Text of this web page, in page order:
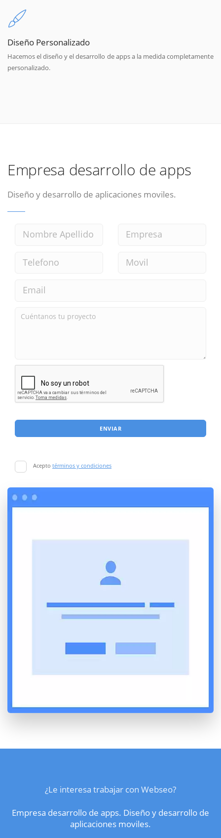
Diseño Personalizado
Hacemos el diseño y el desarrollo de apps a la medida completamente
personalizado.
Empresa desarrollo de apps
Diseño y desarrollo de aplicaciones moviles.
ENVIAR
Acepto términos y condiciones
¿Le interesa trabajar con Webseo?
Empresa desarrollo de apps. Diseño y desarrollo de
aplicaciones moviles.